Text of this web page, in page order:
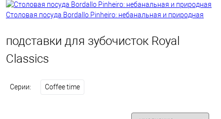
Столовая посуда Bordallo Pinheiro: небанальная и природная
подставки для зубочисток Royal
Classics
Серии: Coffee time